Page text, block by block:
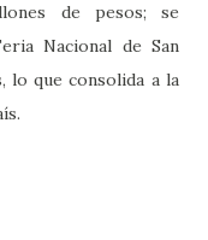
de pesos; se
Nacional de San
lo que consolida a la